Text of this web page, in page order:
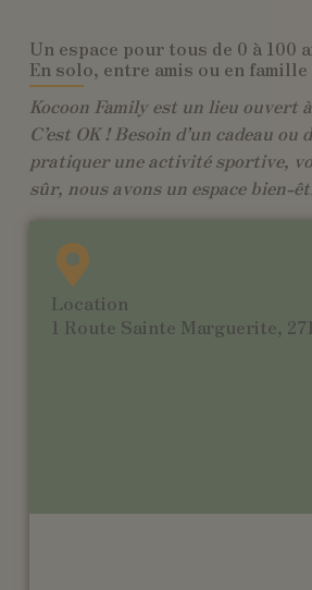
Un espace pour tous de 0 à 100
En solo, entre amis ou en famille
Kocoon Family est un lieu ouvert
C’est OK ! Besoin d’un cadeau
pratiquer une activité sportive,
sûr, nous avons un espace bien-
Location
1 Route Sainte Marguerite,